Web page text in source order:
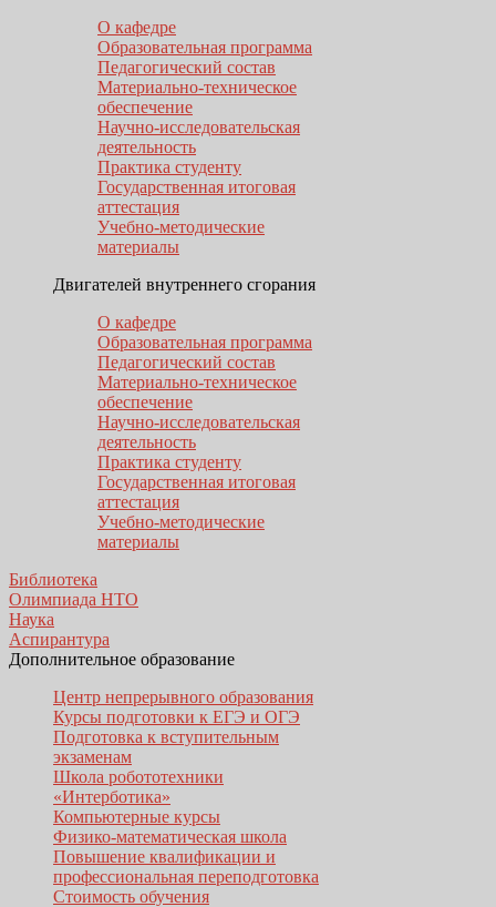
О кафедре
Образовательная программа
Педагогический состав
Материально-техническое
обеспечение
Научно-исследовательская
деятельность
Практика студенту
Государственная итоговая
аттестация
Учебно-методические
материалы
Двигателей внутреннего сгорания
О кафедре
Образовательная программа
Педагогический состав
Материально-техническое
обеспечение
Научно-исследовательская
деятельность
Практика студенту
Государственная итоговая
аттестация
Учебно-методические
материалы
Библиотека
Олимпиада НТО
Наука
Аспирантура
Дополнительное образование
Центр непрерывного образования
Курсы подготовки к ЕГЭ и ОГЭ
Подготовка к вступительным
экзаменам
Школа робототехники
«Интерботика»
Компьютерные курсы
Физико-математическая школа
Повышение квалификации и
профессиональная переподготовка
Стоимость обучения